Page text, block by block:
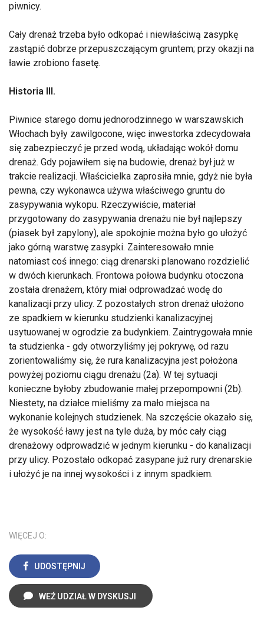
piwnicy.
Cały drenaż trzeba było odkopać i niewłaściwą zasypkę
zastąpić dobrze przepuszczającym gruntem; przy okazji na
ławie zrobiono fasetę.
Historia III.
Piwnice starego domu jednorodzinnego w warszawskich
Włochach były zawilgocone, więc inwestorka zdecydowała
się zabezpieczyć je przed wodą, układając wokół domu
drenaż. Gdy pojawiłem się na budowie, drenaż był już w
trakcie realizacji. Właścicielka zaprosiła mnie, gdyż nie była
pewna, czy wykonawca używa właściwego gruntu do
zasypywania wykopu. Rzeczywiście, materiał
przygotowany do zasypywania drenażu nie był najlepszy
(piasek był zapylony), ale spokojnie można było go ułożyć
jako górną warstwę zasypki. Zainteresowało mnie
natomiast coś innego: ciąg drenarski planowano rozdzielić
w dwóch kierunkach. Frontowa połowa budynku otoczona
została drenażem, który miał odprowadzać wodę do
kanalizacji przy ulicy. Z pozostałych stron drenaż ułożono
ze spadkiem w kierunku studzienki kanalizacyjnej
usytuowanej w ogrodzie za budynkiem. Zaintrygowała mnie
ta studzienka - gdy otworzyliśmy jej pokrywę, od razu
zorientowaliśmy się, że rura kanalizacyjna jest położona
powyżej poziomu ciągu drenażu (2a). W tej sytuacji
konieczne byłoby zbudowanie małej przepompowni (2b).
Niestety, na działce mieliśmy za mało miejsca na
wykonanie kolejnych studzienek. Na szczęście okazało się,
że wysokość ławy jest na tyle duża, by móc cały ciąg
drenażowy odprowadzić w jednym kierunku - do kanalizacji
przy ulicy. Pozostało odkopać zasypane już rury drenarskie
i ułożyć je na innej wysokości i z innym spadkiem.
WIĘCEJ O:
UDOSTĘPNIJ
WEŹ UDZIAŁ W DYSKUSJI